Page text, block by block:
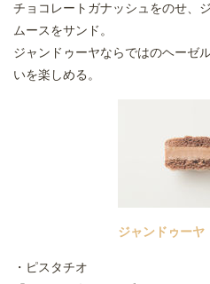
チョコレートガナッシュをのせ、
ムースをサンド。
ジャンドゥーヤならではのヘーゼ
いを楽しめる。
ジャンドゥーヤ
・ピスタチオ